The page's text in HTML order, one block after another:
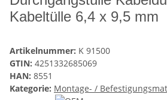
Kabeltülle 6,4 x 9,5 mm
Artikelnummer: K 91500
GTIN: 4251332685069
HAN: 8551
Kategorie: Montage- /